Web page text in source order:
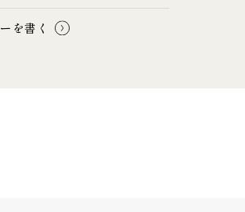
を書く